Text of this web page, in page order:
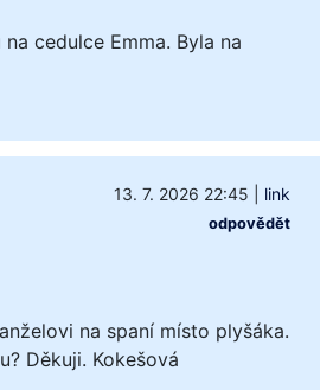
cedulce Emma. Byla na
13. 7. 2026 22:45 link
odpovědět
na spaní místo plyšáka.
Děkuji. Kokešová